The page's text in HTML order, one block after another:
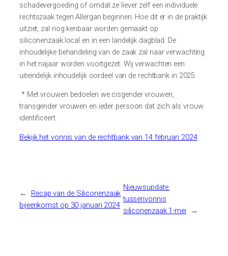
schadevergoeding of omdat ze liever zelf een individuele
rechtszaak tegen Allergan beginnen. Hoe dit er in de praktijk
uitziet, zal nog kenbaar worden gemaakt op
siliconenzaak.local en in een landelijk dagblad. De
inhoudelijke behandeling van de zaak zal naar verwachting
in het najaar worden voortgezet. Wij verwachten een
uiteindelijk inhoudelijk oordeel van de rechtbank in 2025.
* Met vrouwen bedoelen we cisgender vrouwen,
transgender vrouwen en ieder persoon dat zich als vrouw
identificeert.
Bekijk het vonnis van de rechtbank van 14 februari 2024
←
Recap van de Siliconenzaak
bijeenkomst op 30 januari 2024
Nieuwsupdate:
tussenvonnis
siliconenzaak 1-mei
→